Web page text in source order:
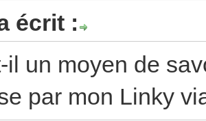
écrit :
il un moyen de
par mon Linky